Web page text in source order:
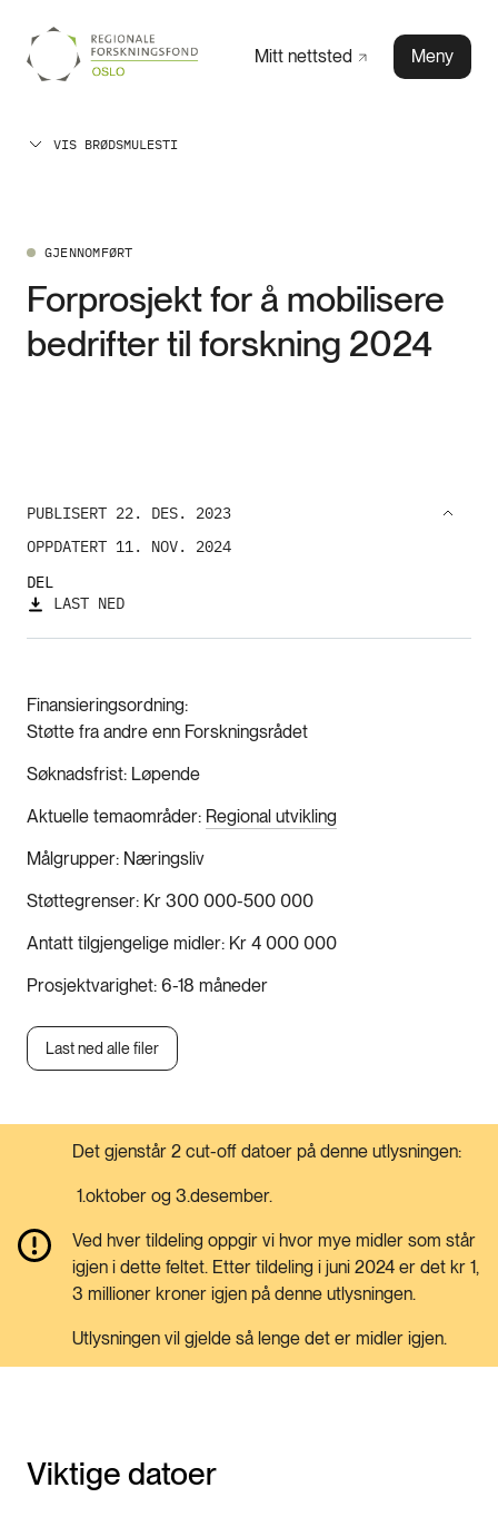
Mitt nettsted Meny
VIS BRØDSMULESTI
GJENNOMFØRT
Forprosjekt for å mobilisere
bedrifter til forskning 2024
PUBLISERT 22. DES. 2023
OPPDATERT 11. NOV. 2024
DEL
LAST NED
Finansieringsordning
Støtte fra andre enn Forskningsrådet
Søknadsfrist Løpende
Aktuelle temaområder Regional utvikling
Målgrupper Næringsliv
Støttegrenser Kr 300 000-500 000
Antatt tilgjengelige midler Kr 4 000 000
Prosjektvarighet 6-18 måneder
Last ned alle filer
Det gjenstår 2 cut-off datoer på denne utlysningen:
1.oktober og 3.desember.
Ved hver tildeling oppgir vi hvor mye midler som står
igjen i dette feltet. Etter tildeling i juni 2024 er det kr 1,
3 millioner kroner igjen på denne utlysningen.
Utlysningen vil gjelde så lenge det er midler igjen.
Viktige datoer